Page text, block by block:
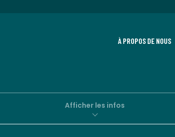
À PROPOS DE NOUS
Afficher les infos